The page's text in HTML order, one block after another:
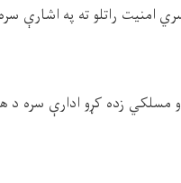
راتلو ته په اشارې
زده کړو ادارې سره د